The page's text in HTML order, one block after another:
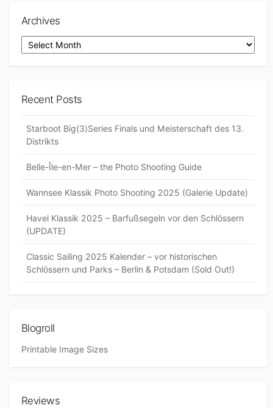
Archives
Archives
Recent Posts
Starboot Big(3)Series Finals und Meisterschaft des 13.
Distrikts
Belle-Île-en-Mer – the Photo Shooting Guide
Wannsee Klassik Photo Shooting 2025 (Galerie Update)
Havel Klassik 2025 – Barfußsegeln vor den Schlössern
(UPDATE)
Classic Sailing 2025 Kalender – vor historischen
Schlössern und Parks – Berlin & Potsdam (Sold Out!)
Blogroll
Printable Image Sizes
Reviews